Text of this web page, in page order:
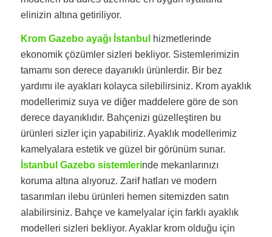
elinizin altına getiriliyor.
Krom Gazebo ayağı İstanbul
hizmetlerinde
ekonomik çözümler sizleri bekliyor. Sistemlerimizin
tamamı son derece dayanıklı ürünlerdir. Bir bez
yardımı ile ayakları kolayca silebilirsiniz. Krom ayaklık
modellerimiz suya ve diğer maddelere göre de son
derece dayanıklıdır. Bahçenizi güzelleştiren bu
ürünleri sizler için yapabiliriz. Ayaklık modellerimiz
kamelyalara estetik ve güzel bir görünüm sunar.
İstanbul Gazebo sistemlerinde mekanlarınızı
koruma altına alıyoruz. Zarif hatları ve modern
tasarımları ilebu ürünleri hemen sitemizden satın
alabilirsiniz. Bahçe ve kamelyalar için farklı ayaklık
modelleri sizleri bekliyor. Ayaklar krom olduğu için